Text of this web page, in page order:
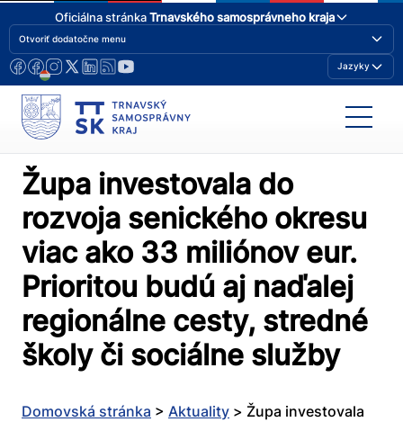
Oficiálna stránkaTrnavského samosprávneho kraja
Otvoriť dodatočne menu
Jazyky
Župa investovala do
rozvoja senického okresu
viac ako 33 miliónov eur.
Prioritou budú aj naďalej
regionálne cesty, stredné
školy či sociálne služby
Domovská stránka > Aktuality > Župa investovala